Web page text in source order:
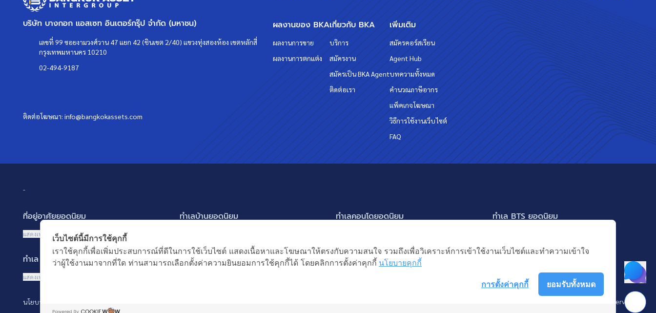
บริษัท บางกอก แอสเซท อินเตอร์กรุ๊ป จำกัด (มหาชน)
เลขที่ 99 ซอยงามวงศ์วาน 47 แยก 42 (ชินเขต 2/40) แขวงทุ่งสองห้อง เขตหลักสี่
กรุงเทพมหานคร 10210
02-494-9187
ติดต่อโฆษณา: info@bangkokassets.com
ผลงานของ BKA
ผลงานการขาย
ผลงานการตกแต่ง
เกี่ยวกับ BKA
บริการ
สมัครงาน
สมัครเป็น BKA Agent
ติดต่อเรา
เพิ่มเติม
สมัครคอร์สเรียน
Agent Hub
บทความทั้งหมด
คำนวณภาษีอากร
แพ็คเกจโฆษณา
วิธีการใช้งานเว็บไซต์
FAQ
-
ที่อยู่อาศัยยอดนิยม
บ้านเดี่ยว
ทาวน์เฮ้าส์ ทาวน์โฮม
คอนโดมิเนียม
ที่ดินเปล่า
แสดงเพิ่มเติม
ทำเลบ้านยอดนิยม
รามอินทรา-วัชรพล สายไหม-หทัยราษฎร์
บางนา รามคำแหง 2
ทำเลคอนโดยอดนิยม
พระราม 9
อ่อนนุช ปุณณวิถี
ทำเล BTS ยอดนิยม
BTS เอกมัย
BTS ช่องนนทรี
ทำเล MRT ยอดนิยม
MRT เพชรบุรี
MRT สุขุมวิท
แสดงเพิ่มเติม
คำค้นยอดนิยม
นโยบายความเป็นส่วนตัว สงวนลิขสิทธิ โดยบริษัท บางกอก แอสเซท อินเตอร์กรุ๊ป จำกัด (มหาชน). © All Rights Reserved
เว็บไซต์นี้มีการใช้คุกกี้
เราใช้คุกกี้เพื่อเพิ่มประสบการณ์ที่ดีในการใช้เว็บไซต์ แสดงเนื้อหาและโฆษณาให้ตรงกับความสนใจ รวมถึงเพื่อวิเคราะห์การเข้าใช้งานเว็บไซต์และทำความเข้าใจ
ว่าผู้ใช้งานมาจากที่ใด ท่านสามารถเลือกตั้งค่าความยินยอมการใช้คุกกี้ได้ โดยคลิกการตั้งค่าคุกกี้ นโยบายคุกกี้
ยอมรับทั้งหมด
การตั้งค่าคุกกี้